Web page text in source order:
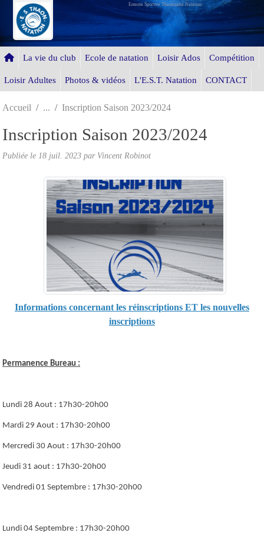
Entente Sportive Thaonnaise Natation
La vie du club Ecole de natation Loisir Ados Compétition
Loisir Adultes Photos & vidéos L'E.S.T. Natation CONTACT
Accueil Inscription Saison 2023/2024
Inscription Saison 2023/2024
Publiée le 18 juil. 2023 par Vincent Robinot
Informations concernant les réinscriptions ET les nouvelles
inscriptions
Permanence Bureau :
Lundi 28 Aout : 17h30-20h00
Mardi 29 Aout : 17h30-20h00
Mercredi 30 Aout : 17h30-20h00
Jeudi 31 aout : 17h30-20h00
Vendredi 01 Septembre : 17h30-20h00
Lundi 04 Septembre : 17h30-20h00
Panneau de gestion des cookies